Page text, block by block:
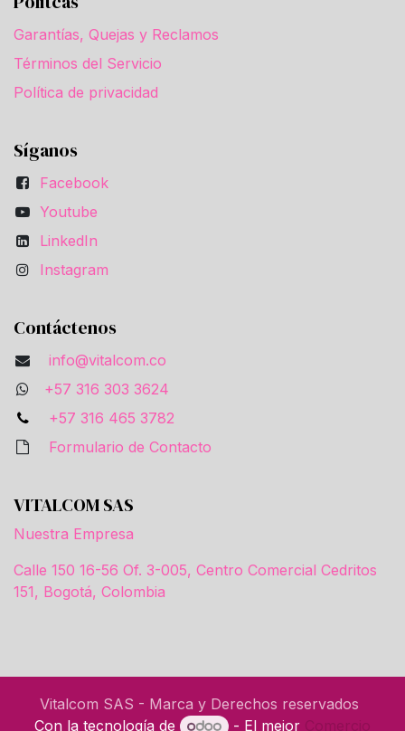
Garantías, Quejas y Reclamos
Términos del Servicio
Política de privacidad
Síganos
Facebook
Youtube
LinkedIn
Instagram
Contáctenos
info@vitalcom.co
+57 316 303 3624
+57 316 465 3782
Formulario de Contacto
VITALCOM SAS
Nuestra Empresa
Calle 150 16-56 Of. 3-005, Centro Comercial Cedritos
151, Bogotá, Colombia
Vitalcom SAS - Marca y Derechos reservados
Con la tecnología de
- El mejor Comercio